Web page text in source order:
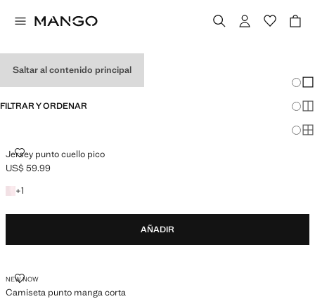
Saltar al contenido principal
FILTRAR Y ORDENAR
Jersey punto cuello pico
JERSEY PUNTO CUELLO PICO
Precio actual [US$ 59.99 ]
US$ 59.99
+1
+1 color
AÑADIR
NEW NOW
Camiseta punto manga corta
CAMISETA PUNTO MANGA CORTA